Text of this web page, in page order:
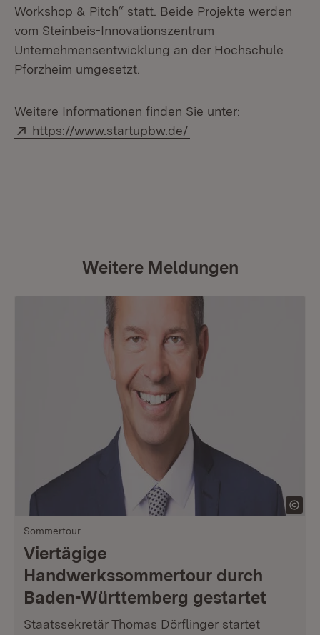
Workshop & Pitch“ statt. Beide Projekte werden
vom Steinbeis-Innovationszentrum
Unternehmensentwicklung an der Hochschule
Pforzheim umgesetzt.
Weitere Informationen finden Sie unter:
Extern:
https://www.startupbw.de/
Weitere Meldungen
Sommertour
Viertägige
Handwerkssommertour durch
Baden-Württemberg gestartet
Staatssekretär Thomas Dörflinger startet